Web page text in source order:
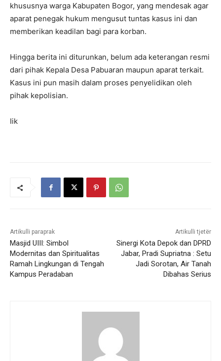
khususnya warga Kabupaten Bogor, yang mendesak agar
aparat penegak hukum mengusut tuntas kasus ini dan
memberikan keadilan bagi para korban.
Hingga berita ini diturunkan, belum ada keterangan resmi
dari pihak Kepala Desa Pabuaran maupun aparat terkait.
Kasus ini pun masih dalam proses penyelidikan oleh
pihak kepolisian.
Iik
Artikulli paraprak
Masjid UIII: Simbol
Modernitas dan Spiritualitas
Ramah Lingkungan di Tengah
Kampus Peradaban
Artikulli tjetër
Sinergi Kota Depok dan DPRD
Jabar, Pradi Supriatna : Setu
Jadi Sorotan, Air Tanah
Dibahas Serius